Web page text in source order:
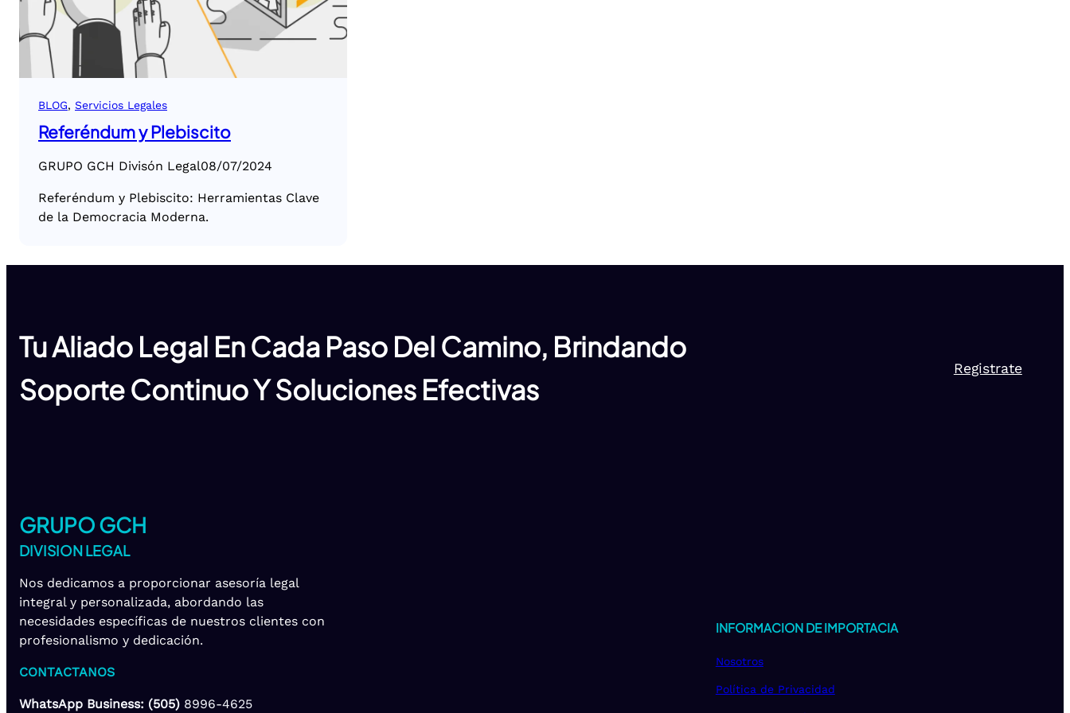
BLOG, Servicios Legales
Referéndum y Plebiscito
GRUPO GCH Divisón Legal08/07/2024
Referéndum y Plebiscito: Herramientas Clave
de la Democracia Moderna.
Tu Aliado Legal En Cada Paso Del Camino, Brindando
Soporte Continuo Y Soluciones Efectivas
Registrate
GRUPO GCH
DIVISION LEGAL
Nos dedicamos a proporcionar asesoría legal
integral y personalizada, abordando las
necesidades específicas de nuestros clientes con
profesionalismo y dedicación.
CONTACTANOS
WhatsApp Business: (505) 8996-4625
INFORMACION DE IMPORTACIA
Nosotros
Política de Privacidad